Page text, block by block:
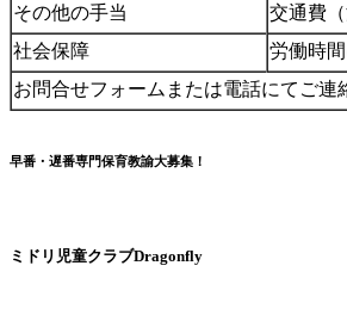
その他の手当
交通費（
社会保障
労働時
お問合せフォームまたは電話にてご連
早番・遅番専門保育教諭大募集！
ミドリ児童クラブDragonfly